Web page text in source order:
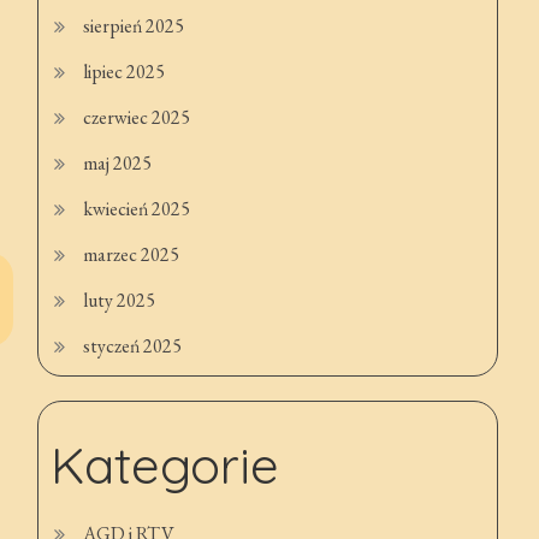
sierpień 2025
lipiec 2025
czerwiec 2025
maj 2025
kwiecień 2025
marzec 2025
luty 2025
styczeń 2025
Kategorie
AGD i RTV